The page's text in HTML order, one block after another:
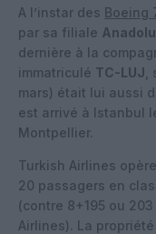
A l’instar des Boeing
par sa filiale
dernière à la
immatriculé TC-LUJ
mars) était lui aussi
est arrivé à Istanbul
Montpellier.
Turkish Airlines
20 passagers en
(contre 8+195 ou
Airlines). La